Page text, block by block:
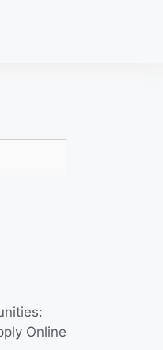
Online